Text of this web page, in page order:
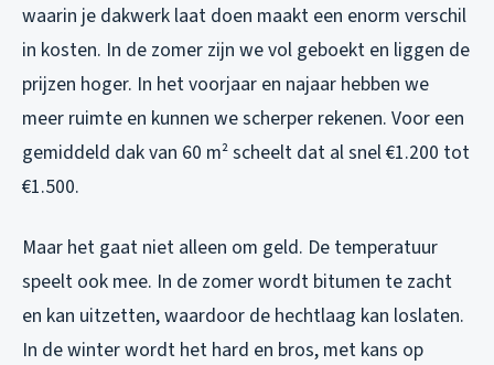
waarin je dakwerk laat doen maakt een enorm verschil
in kosten. In de zomer zijn we vol geboekt en liggen de
prijzen hoger. In het voorjaar en najaar hebben we
meer ruimte en kunnen we scherper rekenen. Voor een
gemiddeld dak van 60 m² scheelt dat al snel €1.200 tot
€1.500.
Maar het gaat niet alleen om geld. De temperatuur
speelt ook mee. In de zomer wordt bitumen te zacht
en kan uitzetten, waardoor de hechtlaag kan loslaten.
In de winter wordt het hard en bros, met kans op